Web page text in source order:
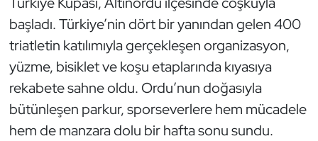
başladı. Türkiye’nin dört bir yanından gelen 400
triatletin katılımıyla gerçekleşen organizasyon,
yüzme, bisiklet ve koşu etaplarında kıyasıya
rekabete sahne oldu. Ordu’nun doğasıyla
bütünleşen parkur, sporseverlere hem mücadele
hem de manzara dolu bir hafta sonu sundu.
Genel
Golf
Güreş
Halter